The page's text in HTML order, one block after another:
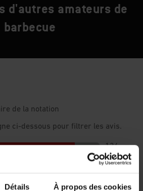
Détails À propos des cookies
d'autres amateurs de
barbecue